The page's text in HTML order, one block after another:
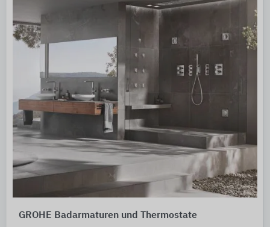
GROHE Badarmaturen und Thermostate